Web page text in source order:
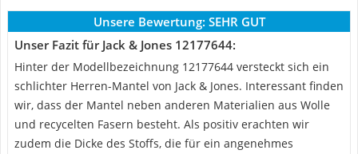
Unsere Bewertung: SEHR GUT
Unser Fazit für Jack & Jones 12177644:
Hinter der Modellbezeichnung 12177644 versteckt sich ein
schlichter Herren-Mantel von Jack & Jones. Interessant finden
wir, dass der Mantel neben anderen Materialien aus Wolle
und recycelten Fasern besteht. Als positiv erachten wir
zudem die Dicke des Stoffs, die für ein angenehmes